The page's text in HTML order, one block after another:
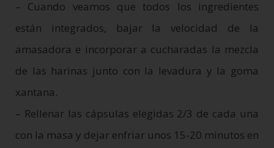
– Cuando veamos que todos los ingredientes
están integrados, bajar la velocidad de la
amasadora e incorporar a cucharadas la mezcla
de las harinas junto con la levadura y la goma
xantana.
– Rellenar las cápsulas elegidas 2/3 de cada una
con la masa y dejar enfriar unos 15-20 minutos en